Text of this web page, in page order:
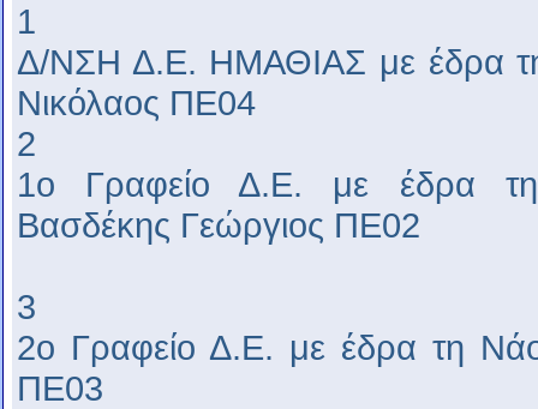
1
Δ/ΝΣΗ Δ.Ε. ΗΜΑΘΙΑΣ με έδρα
Νικόλαος ΠΕ04
2
1ο Γραφείο Δ.Ε. με έδρα
Βασδέκης Γεώργιος ΠΕ02
3
2ο Γραφείο Δ.Ε. με έδρα τη
ΠΕ03